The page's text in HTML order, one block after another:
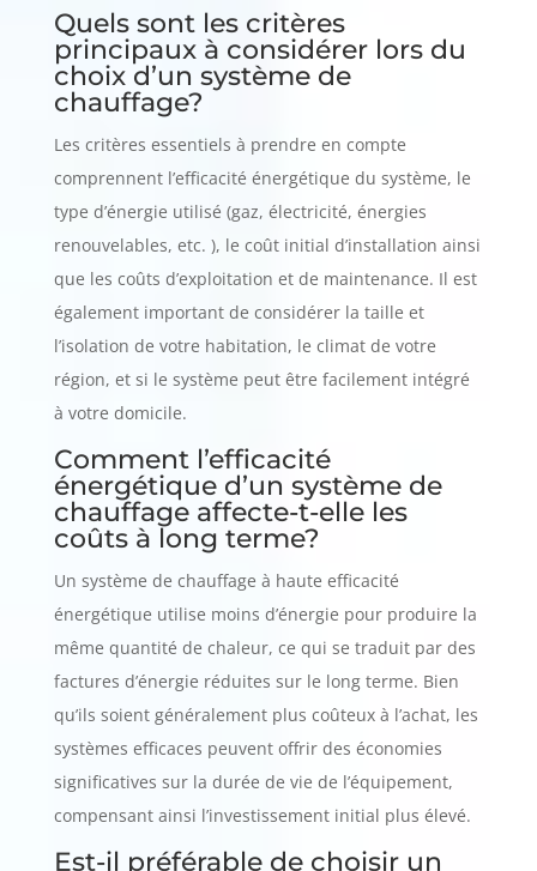
Quels sont les critères
principaux à considérer lors du
choix d’un système de
chauffage?
Les critères essentiels à prendre en compte
comprennent l’efficacité énergétique du système, le
type d’énergie utilisé (gaz, électricité, énergies
renouvelables, etc. ), le coût initial d’installation ainsi
que les coûts d’exploitation et de maintenance. Il est
également important de considérer la taille et
l’isolation de votre habitation, le climat de votre
région, et si le système peut être facilement intégré
à votre domicile.
Comment l’efficacité
énergétique d’un système de
chauffage affecte-t-elle les
coûts à long terme?
Un système de chauffage à haute efficacité
énergétique utilise moins d’énergie pour produire la
même quantité de chaleur, ce qui se traduit par des
factures d’énergie réduites sur le long terme. Bien
qu’ils soient généralement plus coûteux à l’achat, les
systèmes efficaces peuvent offrir des économies
significatives sur la durée de vie de l’équipement,
compensant ainsi l’investissement initial plus élevé.
Est-il préférable de choisir un